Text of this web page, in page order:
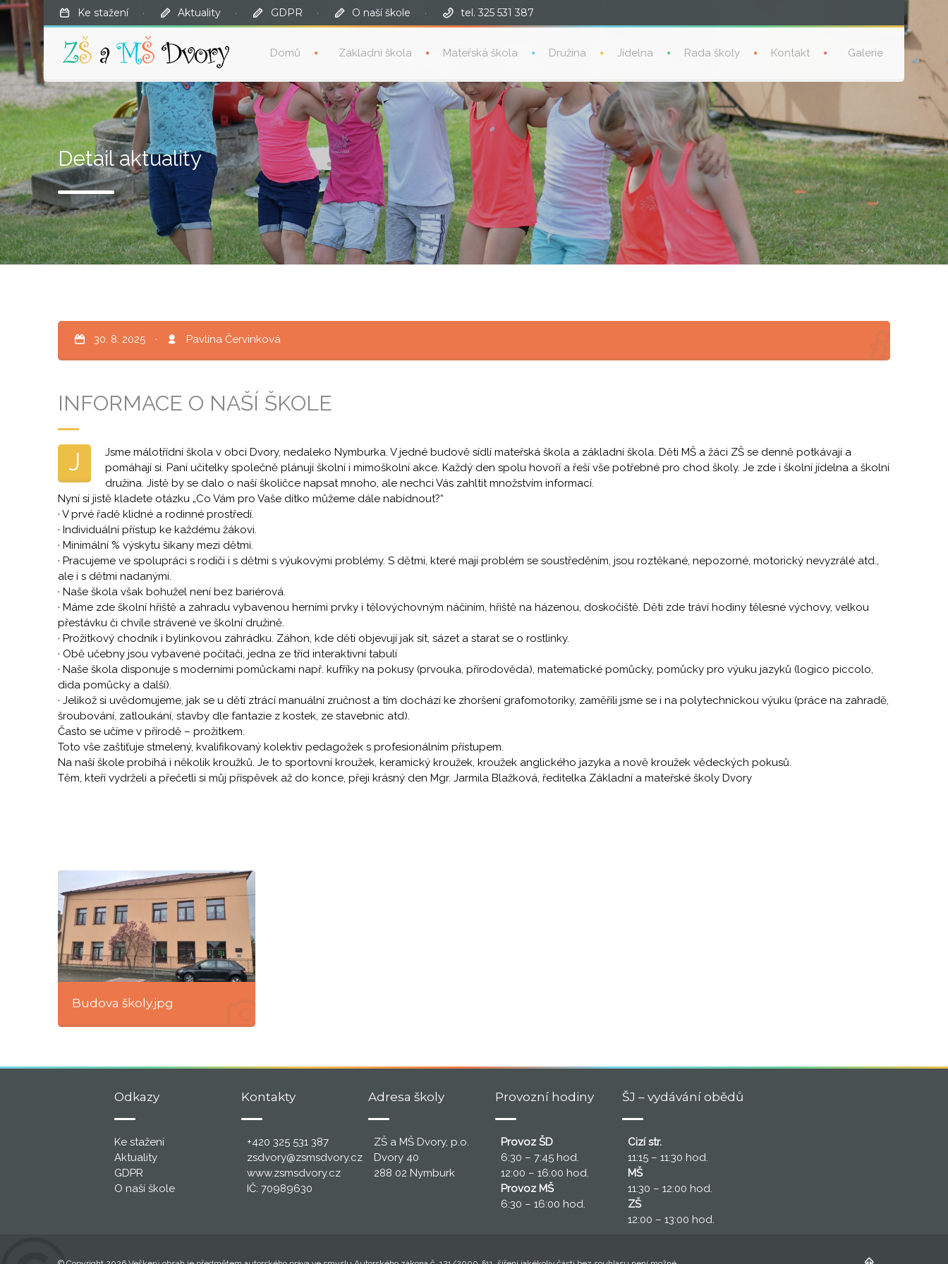
Ke stažení · Aktuality · GDPR · O naší škole · tel. 325 531 387
Domů Základní škola Mateřská škola Družina Jídelna Rada školy Kontakt Galerie
Detail aktuality
30. 8. 2025 · Pavlína Červinková
INFORMACE O NAŠÍ ŠKOLE
J
Jsme málotřídní škola v obci Dvory, nedaleko Nymburka. V jedné budově sídlí mateřská škola a základní škola. Děti MŠ a žáci ZŠ se denně potkávají a
pomáhají si. Paní učitelky společně plánují školní i mimoškolní akce. Každý den spolu hovoří a řeší vše potřebné pro chod školy. Je zde i školní jídelna a školní
družina. Jistě by se dalo o naší školičce napsat mnoho, ale nechci Vás zahltit množstvím informací.
Nyní si jistě kladete otázku „Co Vám pro Vaše dítko můžeme dále nabídnout?“
· V prvé řadě klidné a rodinné prostředí.
· Individuální přístup ke každému žákovi.
· Minimální % výskytu šikany mezi dětmi.
· Pracujeme ve spolupráci s rodiči i s dětmi s výukovými problémy. S dětmi, které mají problém se soustředěním, jsou roztěkané, nepozorné, motorický nevyzrálé atd.,
ale i s dětmi nadanými.
· Naše škola však bohužel není bez bariérová.
· Máme zde školní hřiště a zahradu vybavenou herními prvky i tělovýchovným náčiním, hřiště na házenou, doskočiště. Děti zde tráví hodiny tělesné výchovy, velkou
přestávku či chvíle strávené ve školní družině.
· Prožitkový chodník i bylinkovou zahrádku. Záhon, kde děti objevují jak sít, sázet a starat se o rostlinky.
· Obě učebny jsou vybavené počítači, jedna ze tříd interaktivní tabulí
· Naše škola disponuje s moderními pomůckami např. kufříky na pokusy (prvouka, přírodověda), matematické pomůcky, pomůcky pro výuku jazyků (logico piccolo,
dida pomůcky a další).
· Jelikož si uvědomujeme, jak se u dětí ztrácí manuální zručnost a tím dochází ke zhoršení grafomotoriky, zaměřili jsme se i na polytechnickou výuku (práce na zahradě,
šroubování, zatloukání, stavby dle fantazie z kostek, ze stavebnic atd).
Často se učíme v přírodě – prožitkem.
Toto vše zaštiťuje stmelený, kvalifikovaný kolektiv pedagožek s profesionálním přístupem.
Na naší škole probíhá i několik kroužků. Je to sportovní kroužek, keramický kroužek, kroužek anglického jazyka a nově kroužek vědeckých pokusů.
Těm, kteří vydrželi a přečetli si můj příspěvek až do konce, přeji krásný den Mgr. Jarmila Blažková, ředitelka Základní a mateřské školy Dvory
Budova školy.jpg
Odkazy
Ke stažení
Aktuality
GDPR
O naší škole
Kontakty
+420 325 531 387
zsdvory@zsmsdvory.cz
www.zsmsdvory.cz
IČ: 70989630
Adresa školy
ZŠ a MŠ Dvory, p.o.
Dvory 40
288 02 Nymburk
Provozní hodiny
Provoz ŠD
6:30 – 7:45 hod.
12:00 – 16:00 hod.
Provoz MŠ
6:30 – 16:00 hod.
ŠJ – vydávání obědů
Cizí str.
11:15 – 11:30 hod.
MŠ
11:30 – 12:00 hod.
ZŠ
12:00 – 13:00 hod.